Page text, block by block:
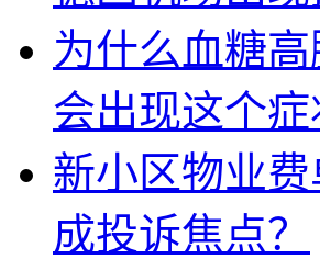
为什么血糖
会出现这个症
新小区物业
成投诉焦点？